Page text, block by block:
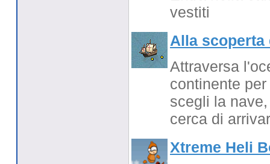
vestiti
Alla scoperta
Attraversa
continente
scegli la
cerca di
Xtreme Heli